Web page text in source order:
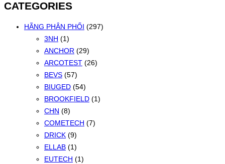
CATEGORIES
HÃNG PHÂN PHỐI (297)
3NH (1)
ANCHOR (29)
ARCOTEST (26)
BEVS (57)
BIUGED (54)
BROOKFIELD (1)
CHN (8)
COMETECH (7)
DRICK (9)
ELLAB (1)
EUTECH (1)